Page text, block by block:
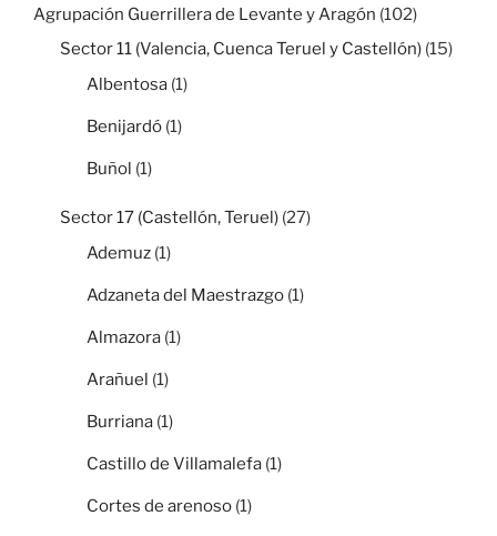
Agrupación Guerrillera de Levante y Aragón (102)
Sector 11 (Valencia, Cuenca Teruel y Castellón) (15)
Albentosa (1)
Benijardó (1)
Buñol (1)
Sector 17 (Castellón, Teruel) (27)
Ademuz (1)
Adzaneta del Maestrazgo (1)
Almazora (1)
Arañuel (1)
Burriana (1)
Castillo de Villamalefa (1)
Cortes de arenoso (1)